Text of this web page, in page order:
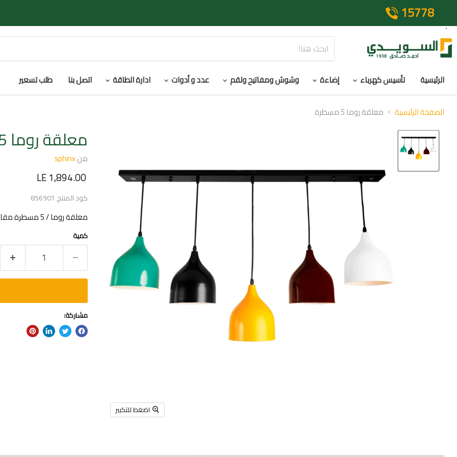
15778
الرئيسية تأسيس كهرباء إضاءة وشوش ومفاتيح ولقم عدد و أدوات ادارة الطاقة اتصل بنا طلب تسعير
الصفحة الرئيسية معلقة روما 5 مسطرة
اضغط للتكبير
معلقة روما 5 مسطرة
منsphinx
السعر الحالي
LE 1,894.00
كود المنتج 856901
معلقة روما / 5 مسطرة مقاس 16.5*20 سم دواية E27
كمية
مشاركة: